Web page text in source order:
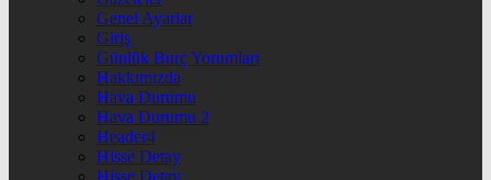
Genel Ayarlar
Giriş
Günlük Burç Yorumları
Hakkımızda
Hava Durumu
Hava Durumu 2
Header4
Hisse Detay